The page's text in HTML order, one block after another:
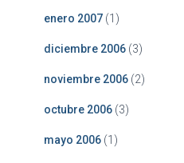
enero 2007 (1)
diciembre 2006 (3)
noviembre 2006 (2)
octubre 2006 (3)
mayo 2006 (1)